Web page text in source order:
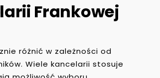
Frankowej
różnić w zależności od
Wiele kancelarii stosuje